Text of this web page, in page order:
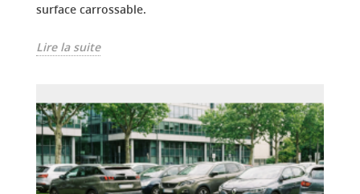
surface carrossable.
Lire la suite